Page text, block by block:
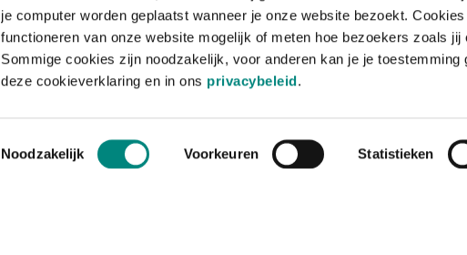
je computer worden geplaatst wanneer je onze website bezoekt.
functioneren van onze website mogelijk of meten hoe bezoekers zoals jij
Sommige cookies zijn noodzakelijk, voor anderen kan je je toestemming
deze cookieverklaring en in ons privacybeleid.
Toestemmingsselectie
Noodzakelijk Voorkeuren Statistieken